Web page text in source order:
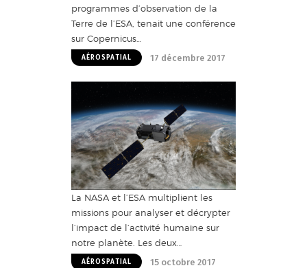
programmes d’observation de la
Terre de l’ESA, tenait une conférence
sur Copernicus…
AÉROSPATIAL 17 décembre 2017
La NASA et l’ESA multiplient les
missions pour analyser et décrypter
l’impact de l’activité humaine sur
notre planète. Les deux…
AÉROSPATIAL 15 octobre 2017